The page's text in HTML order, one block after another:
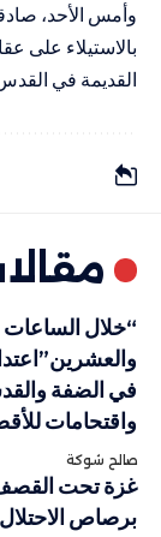
وأمس الأحد،
بالاستيلاء على
القديمة في
“خلال الساعات
في الضفة
واقتحامات
صالح شوكة
غزة تحت
برصاص